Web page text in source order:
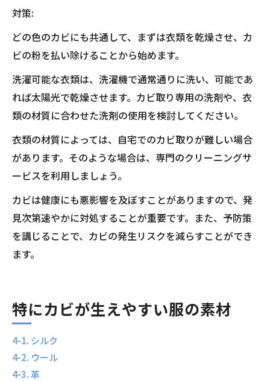
対策:
どの色のカビにも共通して、まずは衣類を乾燥させ、カ
ビの粉を払い除けることから始めます。
洗濯可能な衣類は、洗濯機で通常通りに洗い、可能であ
れば太陽光で乾燥させます。カビ取り専用の洗剤や、衣
類の材質に合わせた洗剤の使用を検討してください。
衣類の材質によっては、自宅でのカビ取りが難しい場合
があります。そのような場合は、専門のクリーニングサ
ービスを利用しましょう。
カビは健康にも悪影響を及ぼすことがありますので、発
見次第速やかに対処することが重要です。また、予防策
を講じることで、カビの発生リスクを減らすことができ
ます。
特にカビが生えやすい服の素材
4-1. シルク
4-2. ウール
4-3. 革